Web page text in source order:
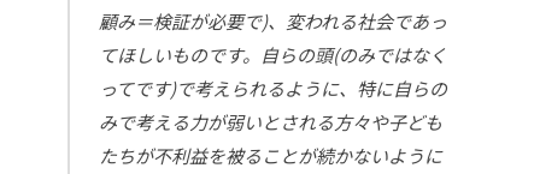
顧み＝検証が必要で)、変われる社会であっ
てほしいものです。自らの頭(のみではなく
ってです)で考えられるように、特に自らの
みで考える力が弱いとされる方々や子ども
たちが不利益を被ることが続かないように